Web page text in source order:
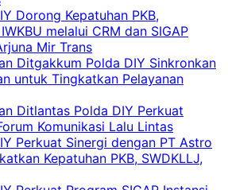
Dorong Kepatuhan PKB,
melalui CRM dan SIGAP
Mir Trans
Ditgakkum Polda DIY Sinkronkan
untuk Tingkatkan Pelayanan
Ditlantas Polda DIY Perkuat
Komunikasi Lalu Lintas
Perkuat Sinergi dengan PT Astro
Kepatuhan PKB, SWDKLLJ,